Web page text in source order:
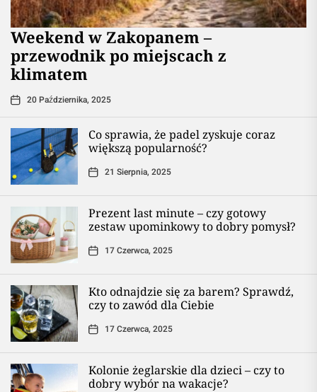
Weekend w Zakopanem –
przewodnik po miejscach z
klimatem
20 Października, 2025
Co sprawia, że padel zyskuje coraz
większą popularność?
21 Sierpnia, 2025
Prezent last minute – czy gotowy
zestaw upominkowy to dobry pomysł?
17 Czerwca, 2025
Kto odnajdzie się za barem? Sprawdź,
czy to zawód dla Ciebie
17 Czerwca, 2025
Kolonie żeglarskie dla dzieci – czy to
dobry wybór na wakacje?